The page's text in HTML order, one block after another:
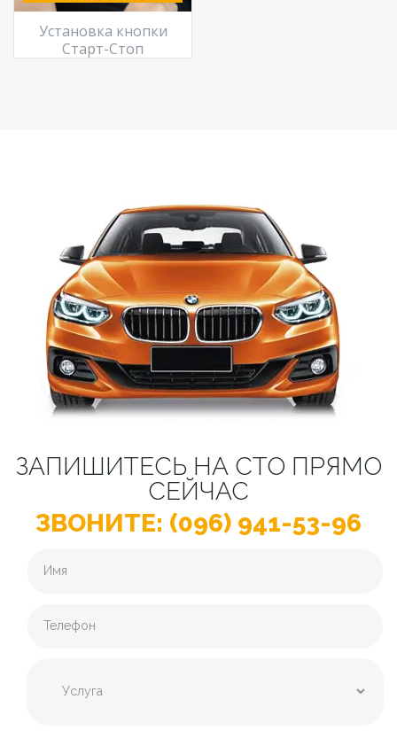
Установка кнопки
Старт-Стоп
ЗАПИШИТЕСЬ НА СТО ПРЯМО
СЕЙЧАС
ЗВОНИТЕ: (096) 941-53-96